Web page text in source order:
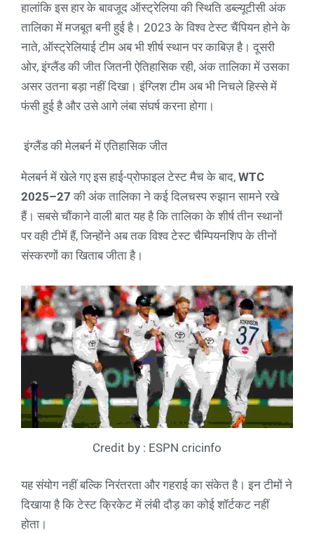
हालांकि इस हार के बावजूद ऑस्ट्रेलिया की स्थिति डब्ल्यूटीसी अंक
तालिका में मजबूत बनी हुई है। 2023 के विश्व टेस्ट चैंपियन होने के
नाते, ऑस्ट्रेलियाई टीम अब भी शीर्ष स्थान पर काबिज़ है। दूसरी
ओर, इंग्लैंड की जीत जितनी ऐतिहासिक रही, अंक तालिका में उसका
असर उतना बड़ा नहीं दिखा। इंग्लिश टीम अब भी निचले हिस्से में
फंसी हुई है और उसे आगे लंबा संघर्ष करना होगा।
इंग्लैंड की मेलबर्न में एतिहासिक जीत
मेलबर्न में खेले गए इस हाई-प्रोफाइल टेस्ट मैच के बाद, WTC
2025–27 की अंक तालिका ने कई दिलचस्प रुझान सामने रखे
हैं। सबसे चौंकाने वाली बात यह है कि तालिका के शीर्ष तीन स्थानों
पर वही टीमें हैं, जिन्होंने अब तक विश्व टेस्ट चैम्पियनशिप के तीनों
संस्करणों का खिताब जीता है।
Credit by : ESPN cricinfo
यह संयोग नहीं बल्कि निरंतरता और गहराई का संकेत है। इन टीमों ने
दिखाया है कि टेस्ट क्रिकेट में लंबी दौड़ का कोई शॉर्टकट नहीं
होता।